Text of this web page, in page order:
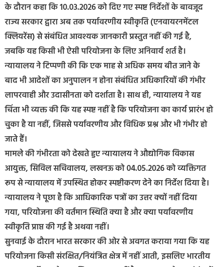
के दौरान कहा कि 10.03.2026 को दिए गए स्पष्ट निर्देशों के बावजूद
राज्य सरकार द्वारा अब तक पर्यावरणीय स्वीकृति (एनवायरनमेंटल
क्लियरेंस) से संबंधित आवश्यक जानकारी प्रस्तुत नहीं की गई है,
जबकि यह किसी भी ऐसी परियोजना के लिए अनिवार्य शर्त है।
न्यायालय ने टिप्पणी की कि एक माह से अधिक समय बीत जाने के
बाद भी आदेशों का अनुपालन न होना संबंधित अधिकारियों की गंभीर
लापरवाही और उदासीनता को दर्शाता है। साथ ही, न्यायालय ने यह
चिंता भी व्यक्त की कि यह स्पष्ट नहीं है कि परियोजना का कार्य प्रारंभ हो
चुका है या नहीं, जिससे पर्यावरणीय और विधिक प्रश्न और भी गंभीर हो
जाते हैं।
मामले की गंभीरता को देखते हुए न्यायालय ने औद्योगिक विकास
आयुक्त, सिविल सचिवालय, लखनऊ को 04.05.2026 को व्यक्तिगत
रूप से न्यायालय में उपस्थित होकर स्पष्टीकरण देने का निर्देश दिया है।
न्यायालय ने पूछा है कि आधिकारिक पत्रों का उत्तर क्यों नहीं दिया
गया, परियोजना की वर्तमान स्थिति क्या है और क्या पर्यावरणीय
स्वीकृति प्राप्त की गई है अथवा नहीं।
सुनवाई के दौरान भारत सरकार की ओर से अवगत कराया गया कि यह
परियोजना किसी संरक्षित/नियंत्रित क्षेत्र में नहीं आती, इसलिए भारतीय